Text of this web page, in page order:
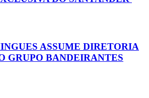
ASSUME DIRETORIA
GRUPO BANDEIRANTES